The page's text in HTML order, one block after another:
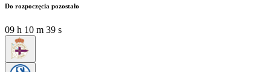
Do rozpoczęcia pozostało
09 h 10 m 37 s